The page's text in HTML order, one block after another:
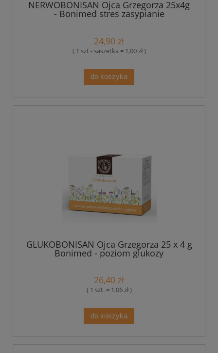
NERWOBONISAN Ojca Grzegorza 25x4g
- Bonimed stres zasypianie
24,90 zł
( 1 szt - saszetka = 1,00 zł )
do koszyka
GLUKOBONISAN Ojca Grzegorza 25 x 4 g
Bonimed - poziom glukozy
26,40 zł
( 1 szt. = 1,06 zł )
do koszyka